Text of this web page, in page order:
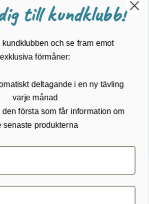
vårt nyhetsbrev
till kundklubb!
kundklubben och se fram emot
exklusiva förmåner:
deltagande i en ny tävling
varje månad
den första som får information om
senaste produkterna